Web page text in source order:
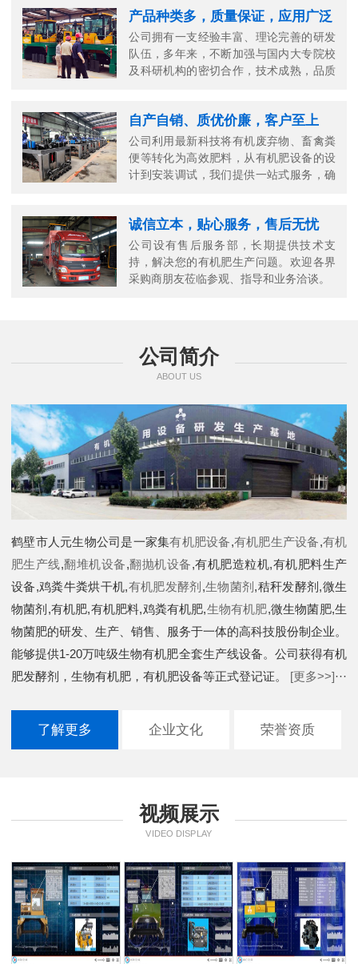
产品种类多，质量保证，应用广泛
公司拥有一支经验丰富、理论完善的研发
队伍，多年来，不断加强与国内大专院校
及科研机构的密切合作，技术成熟，品质
自产自销、质优价廉，客户至上
公司利用最新科技将有机废弃物、畜禽粪
便等转化为高效肥料，从有机肥设备的设
计到安装调试，我们提供一站式服务，确
诚信立本，贴心服务，售后无忧
公司设有售后服务部，长期提供技术支
持，解决您的有机肥生产问题。欢迎各界
采购商朋友莅临参观、指导和业务洽谈。
公司简介
ABOUT US
鹤壁市人元生物公司是一家集有机肥设备,有机肥生产设备,有机
肥生产线,翻堆机设备,翻抛机设备,有机肥造粒机,有机肥料生产
设备,鸡粪牛粪烘干机,有机肥发酵剂 ,生物菌剂 ,秸秆发酵剂,微生
物菌剂,有机肥,有机肥料,鸡粪有机肥,生物有机肥,微生物菌肥,生
物菌肥的研发、生产、销售、服务于一体的高科技股份制企业。
能够提供1-20万吨级生物有机肥全套生产线设备。公司获得有机
肥发酵剂，生物有机肥，有机肥设备等正式登记证。
[更多>>]···
了解更多 企业文化 荣誉资质
视频展示
VIDEO DISPLAY